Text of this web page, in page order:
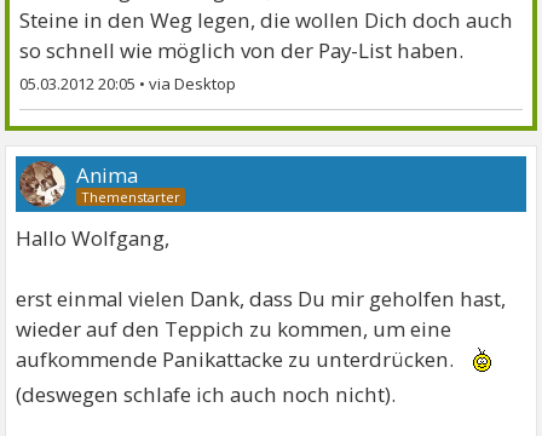
Steine in den Weg legen, die wollen Dich doch auch
so schnell wie möglich von der Pay-List haben.
05.03.2012 20:05 •
Anima
Hallo Wolfgang,
erst einmal vielen Dank, dass Du mir geholfen hast,
wieder auf den Teppich zu kommen, um eine
aufkommende Panikattacke zu unterdrücken.
(deswegen schlafe ich auch noch nicht).